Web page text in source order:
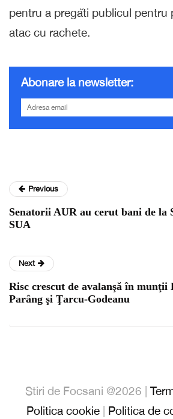
pentru a pregăti publicul pentru
atac cu rachete.
Abonare la newsletter:
Previous
Senatorii AUR au cerut bani de la
SUA
Next
Risc crescut de avalanşă în munţii
Parâng şi Ţarcu-Godeanu
Stiri de Focsani @2026 |
Politica cookie| Politica de